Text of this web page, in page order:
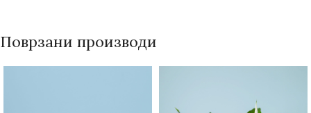
Поврзани производи